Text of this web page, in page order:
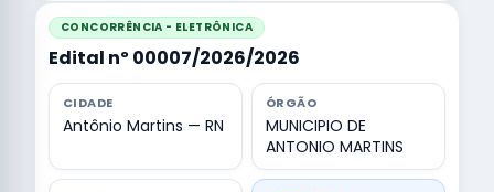
CONCORRÊNCIA - ELETRÔNICA
Edital nº 00007/2026/2026
CIDADE
Antônio Martins — RN
ÓRGÃO
MUNICIPIO DE
ANTONIO MARTINS